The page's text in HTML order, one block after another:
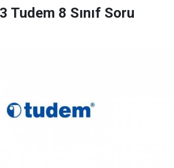
Tudem 8 Sınıf Soru